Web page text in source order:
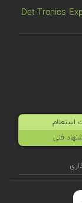
Det-Tronics
استعلام
فنی